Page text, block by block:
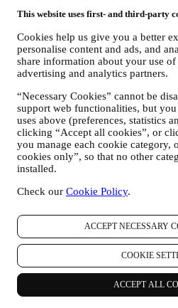
This website uses first- and third-party
Cookies help us give you a better
personalise content and ads, and
share information about your use
advertising and analytics partners.
“Necessary Cookies” cannot be
support web functionalities, but
uses above (preferences, statistics
clicking “Accept all cookies”, or
you manage each cookie category,
cookies only”, so that no other
installed.
Check our Cookie Policy.
ACCEPT NECESSARY
COOKIE
ACCEPT ALL
notre site Web ou d’autres
se fonde sur l’exécution
commerce en ligne. Nous
fonction de notre intérêt
droits et libertés) pour vous
le cas où vous auriez ajouté
finaliser votre achat en ligne. Si
dans un certain délai, aucune
sera envoyée.
POUR VOUS INFORMER
NOUVEAUTES OU DES
LE CREUSET : Si vous y avez
vous abonnant à notre bulletin
communications publicitaires
du groupe et à ses affiliés et
selon vos préférences. Nous
électronique, par SMS ou par
par des moyens automatisés.
sur les produits Le Creuset ou
magasins, les événements
enquêtes, les démonstrations